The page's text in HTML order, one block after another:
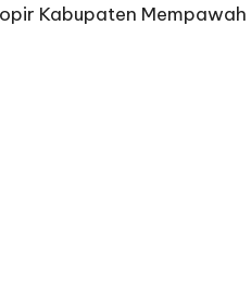
Kabupaten Mempawah